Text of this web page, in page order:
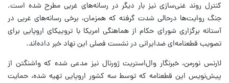
كنترل روند غنی‌سازی نیز بار دیگر در رسانه‌های غربی مطرح شده است.
جنگ روایت‌ها در‌حالی شدت گرفته كه همزمان، برخی رسانه‌های غربی در
آستانه برگزاری شورای حكام از هماهنگی امریكا با تروییكای اروپایی برای
تصویب قطعنامه‌ای ضدایرانی در نشست فصلی این نهاد خبر داده‌اند.
لارنس نورمن، خبرنگار وال‌استریت ژورنال نیز مدعی شده كه واشنگتن از
پیش‌نویس این قطعنامه كه توسط سه كشور اروپایی تهیه شده، حمایت